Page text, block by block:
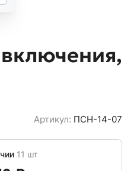
Артикул: ПСН-14-07
11 шт